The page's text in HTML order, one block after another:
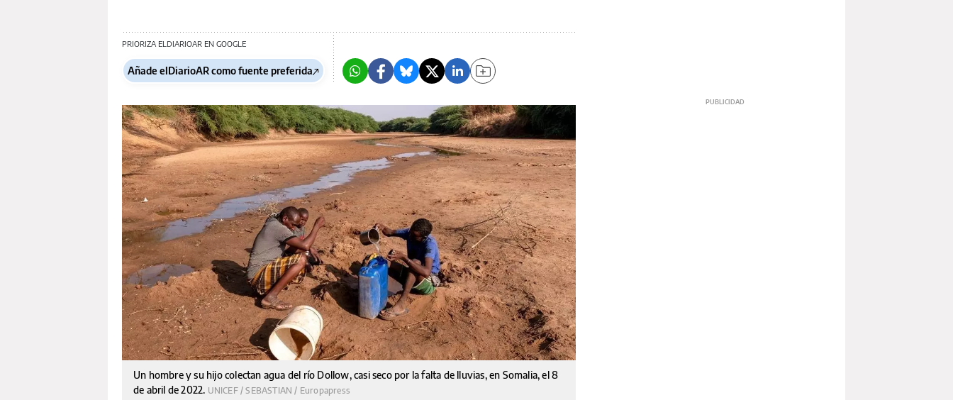
PRIORIZA ELDIARIOAR EN GOOGLE
Añade elDiarioAR como fuente preferida
Un hombre y su hijo colectan agua del río Dollow, casi seco por la falta de lluvias, en Somalia, el 8
de abril de 2022. UNICEF / SEBASTIAN / Europapress